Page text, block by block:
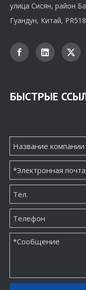
улица Сисян, район
Гуандун, Китай,
БЫСТРЫЕ